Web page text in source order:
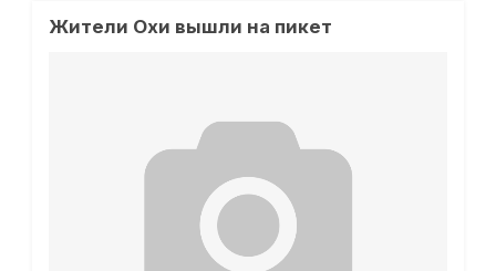
Жители Охи вышли на пикет